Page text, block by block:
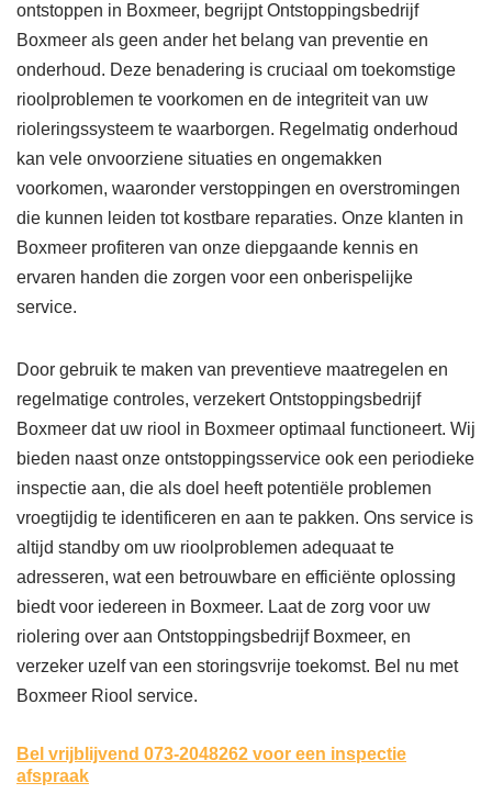
ontstoppen in Boxmeer, begrijpt Ontstoppingsbedrijf
Boxmeer als geen ander het belang van preventie en
onderhoud. Deze benadering is cruciaal om toekomstige
rioolproblemen te voorkomen en de integriteit van uw
rioleringssysteem te waarborgen. Regelmatig onderhoud
kan vele onvoorziene situaties en ongemakken
voorkomen, waaronder verstoppingen en overstromingen
die kunnen leiden tot kostbare reparaties. Onze klanten in
Boxmeer profiteren van onze diepgaande kennis en
ervaren handen die zorgen voor een onberispelijke
service.
Door gebruik te maken van preventieve maatregelen en
regelmatige controles, verzekert Ontstoppingsbedrijf
Boxmeer dat uw riool in Boxmeer optimaal functioneert. Wij
bieden naast onze ontstoppingsservice ook een periodieke
inspectie aan, die als doel heeft potentiële problemen
vroegtijdig te identificeren en aan te pakken. Ons service is
altijd standby om uw rioolproblemen adequaat te
adresseren, wat een betrouwbare en efficiënte oplossing
biedt voor iedereen in Boxmeer. Laat de zorg voor uw
riolering over aan Ontstoppingsbedrijf Boxmeer, en
verzeker uzelf van een storingsvrije toekomst. Bel nu met
Boxmeer Riool service.
Bel vrijblijvend 073-2048262 voor een inspectie
afspraak